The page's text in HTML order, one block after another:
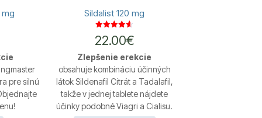
pre silnú
Sildalist 120 mg
Hodnotenie
4.60
22.00€
Zlepšenie erekcie
obsahuje kombináciu účinných
látok Sildenafil Citrát a Tadalafil,
takže v jednej tablete nájdete
účinky podobné Viagri a Cialisu.